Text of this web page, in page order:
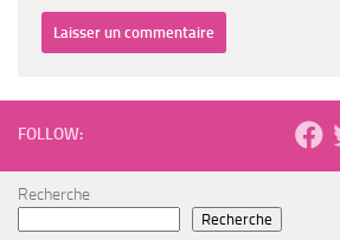
FOLLOW:
Recherche
Recherche